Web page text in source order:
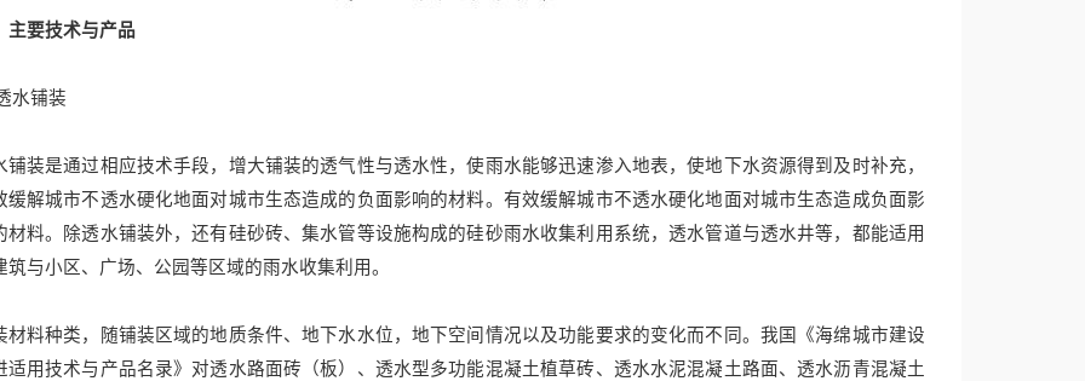
主要技术与产品
水铺装
铺装是通过相应技术手段，增大铺装的透气性与透水性，使雨水能够迅速渗入地表，使地下水资源得到及时补充，
缓解城市不透水硬化地面对城市生态造成的负面影响的材料。有效缓解城市不透水硬化地面对城市生态造成负面影
材料。除透水铺装外，还有硅砂砖、集水管等设施构成的硅砂雨水收集利用系统，透水管道与透水井等，都能适用
筑与小区、广场、公园等区域的雨水收集利用。
材料种类，随铺装区域的地质条件、地下水水位，地下空间情况以及功能要求的变化而不同。我国《海绵城市建设
适用技术与产品名录》对透水路面砖（板）、透水型多功能混凝土植草砖、透水水泥混凝土路面、透水沥青混凝土